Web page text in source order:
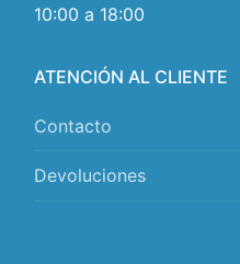
10:00 a 18:00
ATENCIÓN AL CLIENTE
Contacto
Devoluciones